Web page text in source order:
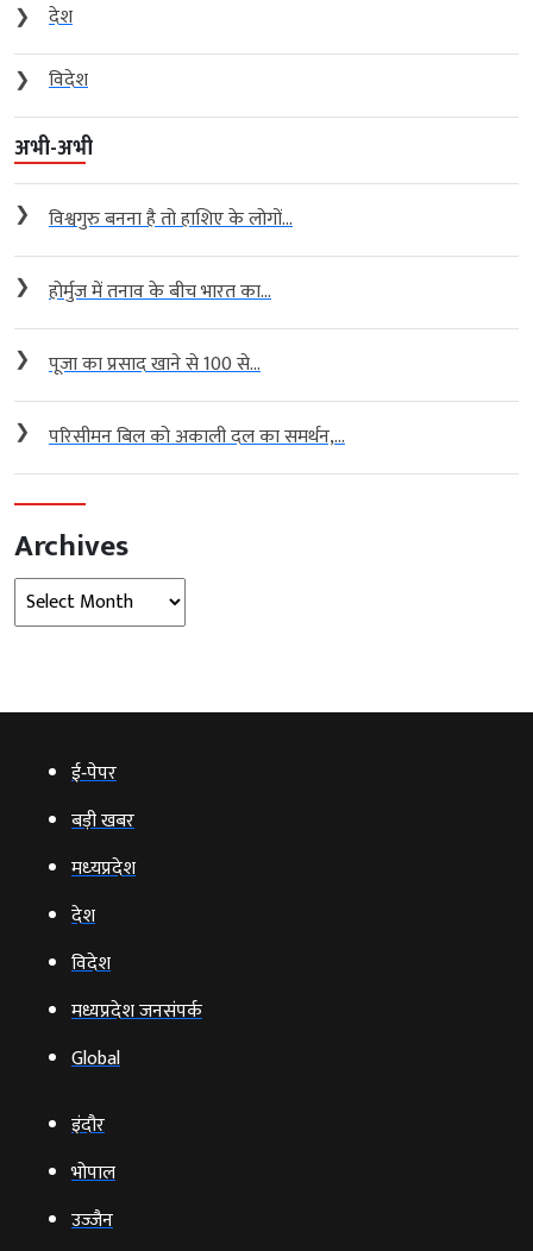
❯
देश
❯
विदेश
अभी-अभी
❯ विश्वगुरु बनना है तो हाशिए के लोगों...
❯ होर्मुज में तनाव के बीच भारत का...
❯ पूजा का प्रसाद खाने से 100 से...
❯ परिसीमन बिल को अकाली दल का समर्थन,...
Archives
Archives
ई‑पेपर
बड़ी खबर
मध्‍यप्रदेश
देश
विदेश
मध्यप्रदेश जनसंपर्क
Global
इंदौर
भोपाल
उज्‍जैन